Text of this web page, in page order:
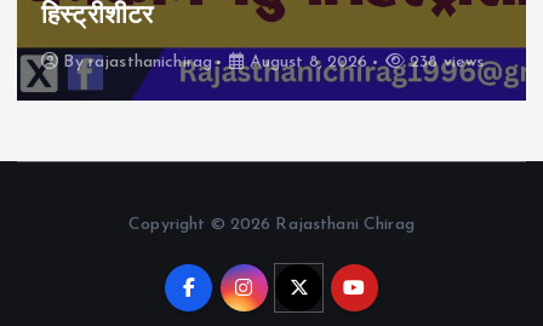
हिस्ट्रीशीटर
Byrajasthanichirag August 8, 2026 238 views
Copyright © 2026 Rajasthani Chirag